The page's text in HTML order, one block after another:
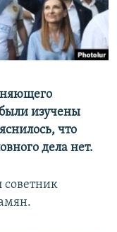
изучены
что
дела нет.
советник